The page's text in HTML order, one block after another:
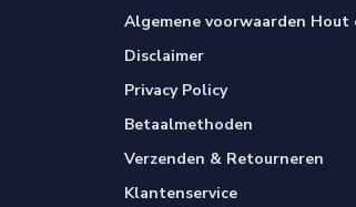
Algemene voorwaarden Hout
Disclaimer
Privacy Policy
Betaalmethoden
Verzenden & Retourneren
Klantenservice